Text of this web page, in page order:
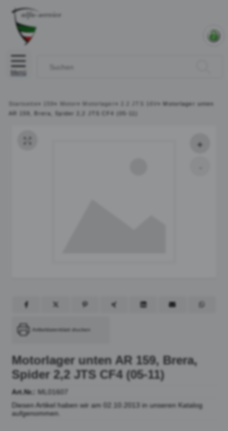
Menü
Startseite » » » Motorlager » »
Motorlager unten
AR 159, Brera, Spider 2,2 JTS CF4 (05-11)
Artikeldatenblatt drucken
Motorlager unten AR 159, Brera,
Spider 2,2 JTS CF4 (05-11)
Art.Nr.:
ML01607
Diesen Artikel haben wir am 02.10.2013 in unseren Katalog
aufgenommen.